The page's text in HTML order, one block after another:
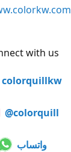
with us
colorquillkw
@colorquill
واتساب